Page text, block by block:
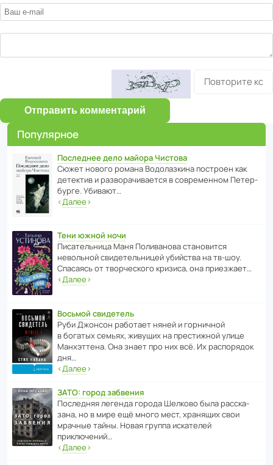
Отправить комментарий
Популярное
Последнее дело майора Чистова
Сюжет нового романа Водо­ла­з­кина пост­роен как
дете­ктив и разво­ра­чи­ва­ется в совре­менном Пете­р­
бурге. Убивают…
‹Далее›
Тени южной ночи
Писа­тель­ница Маня Поли­ва­нова стано­вится
невольной свиде­тель­ницей убийства на тв-шоу.
Спасаясь от твор­че­с­кого кризиса, она приезжает…
‹Далее›
Восьмой свидетель
Руби Джонсон рабо­тает няней и горни­чной
в богатых семьях, живущих на прес­ти­жной улице
Манх­эт­тена. Она знает про них всё. Их распо­рядок
дня…
‹Далее›
ЗАТО: город забвения
После­дняя легенда города Шелково была расска­
зана, но в мире ещё много мест, хранящих свои
мрачные тайны. Новая группа иска­телей
приключений…
‹Далее›